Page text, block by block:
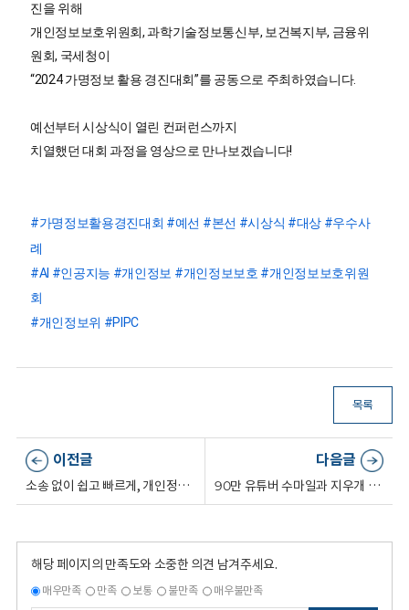
진을 위해
개인정보보호위원회, 과학기술정보통신부, 보건복지부, 금융위
원회, 국세청이
“2024 가명정보 활용 경진대회”를 공동으로 주최하였습니다.
예선부터 시상식이 열린 컨퍼런스까지
치열했던 대회 과정을 영상으로 만나보겠습니다!
#가명정보활용경진대회 #예선 #본선 #시상식 #대상 #우수사
례
#AI #인공지능 #개인정보 #개인정보보호 #개인정보보호위원
회
#개인정보위 #PIPC
목록
이전글
소송 없이 쉽고 빠르게, 개인정보 분쟁조정 제도로 시원하게 해결하세요!⚖
다음글
90만 유튜버 수마일과 지우개 서비스가 만났다고?!
해당 페이지의 만족도와 소중한 의견 남겨주세요.
매우만족 만족 보통 불만족 매우불만족